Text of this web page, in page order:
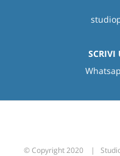
SCRIVI
© Copyright 2020 | Studio